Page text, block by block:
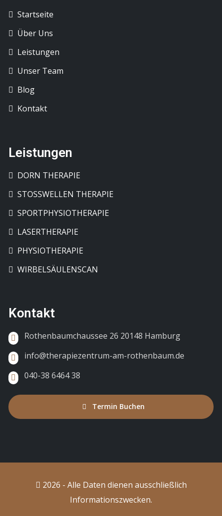
Startseite
Über Uns
Leistungen
Unser Team
Blog
Kontakt
Leistungen
DORN THERAPIE
STOSSWELLEN THERAPIE
SPORTPHYSIOTHERAPIE
LASERTHERAPIE
PHYSIOTHERAPIE
WIRBELSÄULENSCAN
Kontakt
Rothenbaumchaussee 26 20148 Hamburg
info@therapiezentrum-am-rothenbaum.de
040-38 6464 38
Termin Buchen
2026 - Alle Daten dienen ausschließlich
Informationszwecken.